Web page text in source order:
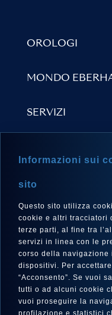
OROLOGI
MONDO
SERVIZI
LINGUA
Italiano
SEGUICI SU
Informazioni sui
sito
Questo sito utilizza
cookie e altri tracciatori
terze parti, al fine tra
servizi in linea con le
corso della navigazione
dispositivi. Per
“Acconsento”. Se vuoi
tutti o ad alcuni cookie
vuoi proseguire la
profilazione e statistici